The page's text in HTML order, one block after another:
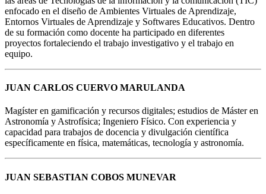
enfocado en el diseño de Ambientes Virtuales de Aprendizaje,
Entornos Virtuales de Aprendizaje y Softwares Educativos. Dentro
de su formación como docente ha participado en diferentes
proyectos fortaleciendo el trabajo investigativo y el trabajo en
equipo.
JUAN CARLOS CUERVO MARULANDA
Magíster en gamificación y recursos digitales; estudios de Máster en
Astronomía y Astrofísica; Ingeniero Físico. Con experiencia y
capacidad para trabajos de docencia y divulgación científica
específicamente en física, matemáticas, tecnología y astronomía.
JUAN SEBASTIAN COBOS MUNEVAR